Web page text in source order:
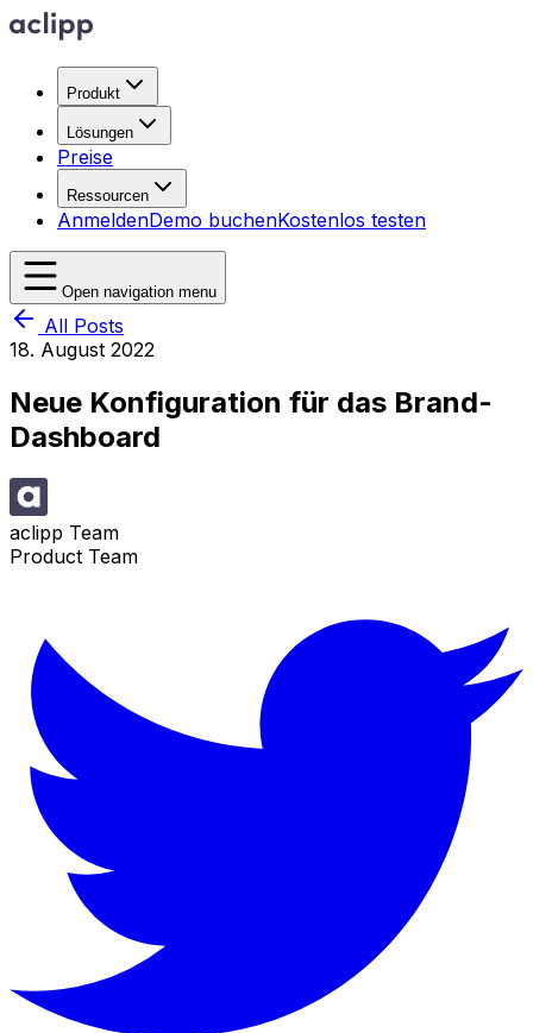
Produkt
Lösungen
Preise
Ressourcen
AnmeldenDemo buchenKostenlos testen
Open navigation menu
All Posts
18. August 2022
Neue Konfiguration für das Brand-
Dashboard
aclipp Team
Product Team